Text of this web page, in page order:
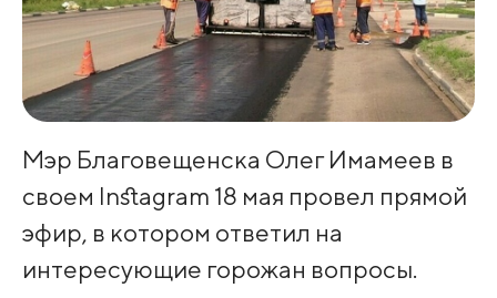
Мэр Благовещенска Олег Имамеев в
своем Instagram 18 мая провел прямой
эфир, в котором ответил на
интересующие горожан вопросы.